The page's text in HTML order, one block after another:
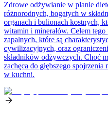
Zdrowe odżywianie w planie
różnorodnych, bogatych w
organach i bulionach kostnych,
witamin i minerałów. Celem
zapalnych, które są
cywilizacyjnych, oraz
składników odżywczych. Choć
zachęca do głębszego spojrzenia
w kuchni.